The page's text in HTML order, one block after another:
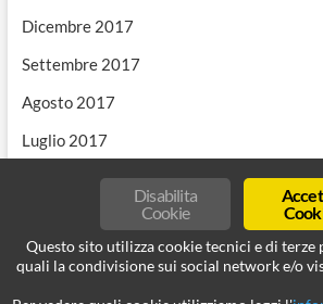
Dicembre 2017
Settembre 2017
Agosto 2017
Luglio 2017
Disabilita
Cookie
Questo sito utilizza cookie tecnici e di
quali la condivisione sui social network e/o